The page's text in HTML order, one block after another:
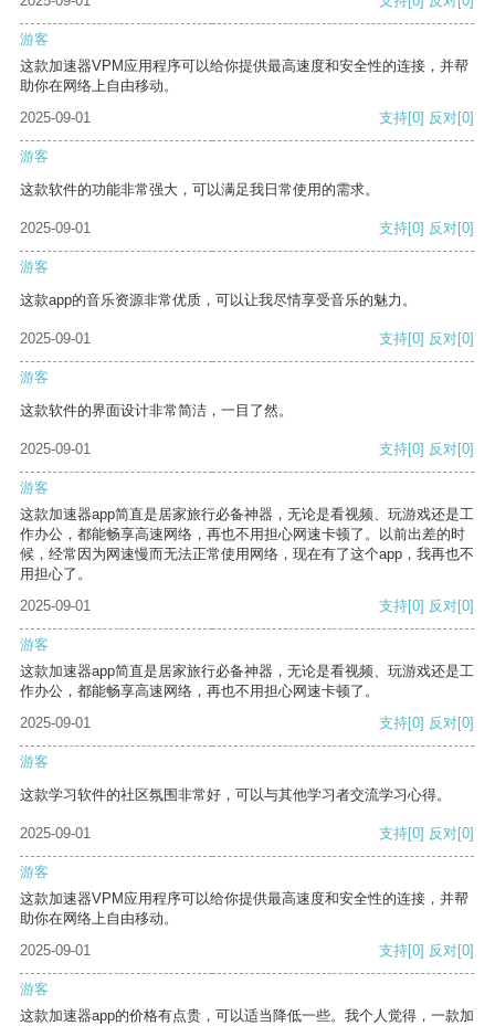
游客
这款加速器VPM应用程序可以给你提供最高速度和安全性的连接，并帮
助你在网络上自由移动。
2025-09-01
支持[0] 反对[0]
游客
这款软件的功能非常强大，可以满足我日常使用的需求。
2025-09-01 支持[0] 反对[0]
游客
这款app的音乐资源非常优质，可以让我尽情享受音乐的魅力。
2025-09-01 支持[0] 反对[0]
游客
这款软件的界面设计非常简洁，一目了然。
2025-09-01 支持[0] 反对[0]
游客
这款加速器app简直是居家旅行必备神器，无论是看视频、玩游戏还是工
作办公，都能畅享高速网络，再也不用担心网速卡顿了。以前出差的时
候，经常因为网速慢而无法正常使用网络，现在有了这个app，我再也不
用担心了。
2025-09-01
支持[0] 反对[0]
游客
这款加速器app简直是居家旅行必备神器，无论是看视频、玩游戏还是工
作办公，都能畅享高速网络，再也不用担心网速卡顿了。
2025-09-01
支持[0] 反对[0]
游客
这款学习软件的社区氛围非常好，可以与其他学习者交流学习心得。
2025-09-01 支持[0] 反对[0]
游客
这款加速器VPM应用程序可以给你提供最高速度和安全性的连接，并帮
助你在网络上自由移动。
2025-09-01
支持[0] 反对[0]
游客
这款加速器app的价格有点贵，可以适当降低一些。我个人觉得，一款加